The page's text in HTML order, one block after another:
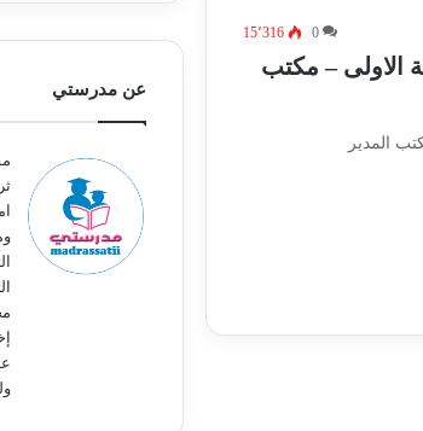
0 15٬316
الاولى – مكتب
المدير
عن مدرستي